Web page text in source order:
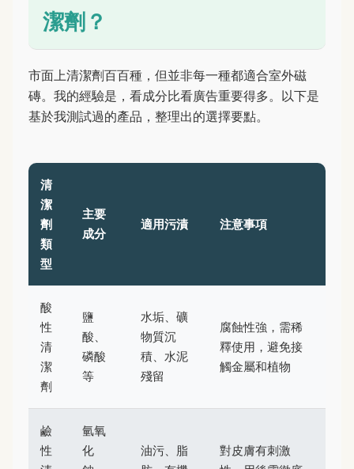
潔劑？
市面上清潔劑百百種，但並非每一種都適合室外磁
磚。我的經驗是，看成分比看廣告重要得多。以下是
基於我測試過的產品，整理出的選擇要點。
清
潔
劑
類
型
主要
成分
適用污漬 注意事項
酸
性
清
潔
劑
鹽
酸、
磷酸
等
水垢、礦
物質沉
積、水泥
殘留
腐蝕性強，需稀
釋使用，避免接
觸金屬和植物
鹼
性
氫氧
化
油污、脂
對皮膚有刺激